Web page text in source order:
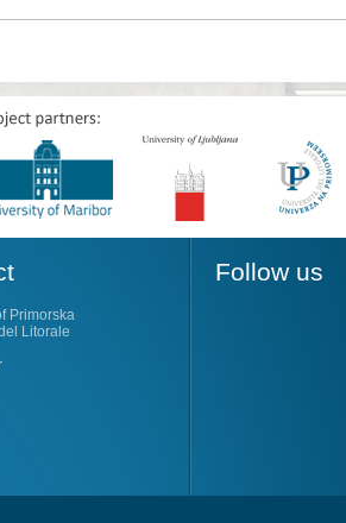
Primorska
Litorale
Follow us